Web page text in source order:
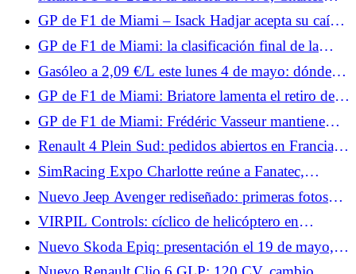
Leclerc estropea su podio, Antonelli como jefe
GP de F1 de Miami – Isack Hadjar acepta su caída:
“No era muy inteligente”
GP de F1 de Miami: la clasificación final de la
carrera, y tres para Antonelli, grandes puntos para
Alpine
Gasóleo a 2,09 €/L este lunes 4 de mayo: dónde
repostar gasóleo por debajo de la media de 2,19
€/L en Francia
GP de F1 de Miami: Briatore lamenta el retiro de
Gasly y felicita a Colapinto
GP de F1 de Miami: Frédéric Vasseur mantiene
aspectos positivos a pesar de una carrera fallida
para Ferrari
Renault 4 Plein Sud: pedidos abiertos en Francia,
desde 37.290 €
SimRacing Expo Charlotte reúne a Fanatec,
Asetek, Conspit, VPG, Thrustmaster y Pimax.
Nuevo Jeep Avenger rediseñado: primeras fotos
oficiales y look “baby-Compass” para el SUV
urbano
VIRPIL Controls: cíclico de helicóptero en
aproximación y una base Force Feedback que
destaca
Nuevo Skoda Epiq: presentación el 19 de mayo, lo
que muestran los bocetos oficiales